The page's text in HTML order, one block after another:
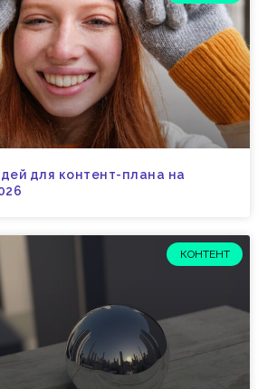
для контент-плана на
КОНТЕНТ